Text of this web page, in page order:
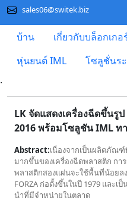
sales06@switek.biz
บ้าน เกี่ยวกับบล็อกเกอ
หุ่นยนต์ IML
โซลูชั่นร
.
LK จัดแสดงเครื่องฉีดขึ้นรู
2016 พร้อมโซลูชัน IML ท
Abstract:เนื่องจากเป็นผลิตภัณฑ์
มากขึ้นของเครื่องฉีดพลาสติก กา
พลาสติกสองแผ่นจะใช้พื้นที่น้อยล
FORZA ก่อตั้งขึ้นในปี 1979 และ
นำที่มีจำหน่ายในตลาด